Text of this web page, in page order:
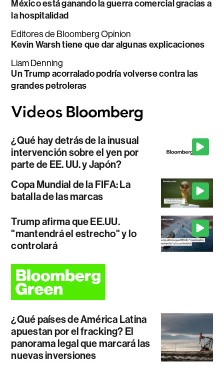
México está ganando la guerra comercial gracias a
la hospitalidad
Editores de Bloomberg Opinion
Kevin Warsh tiene que dar algunas explicaciones
Liam Denning
Un Trump acorralado podría volverse contra las
grandes petroleras
¿Qué hay detrás de la inusual
intervención sobre el yen por
parte de EE. UU. y Japón?
Copa Mundial de la FIFA: La
batalla de las marcas
Trump afirma que EE.UU.
"mantendrá el estrecho" y lo
controlará
¿Qué países de América Latina
apuestan por el fracking? El
panorama legal que marcará las
nuevas inversiones